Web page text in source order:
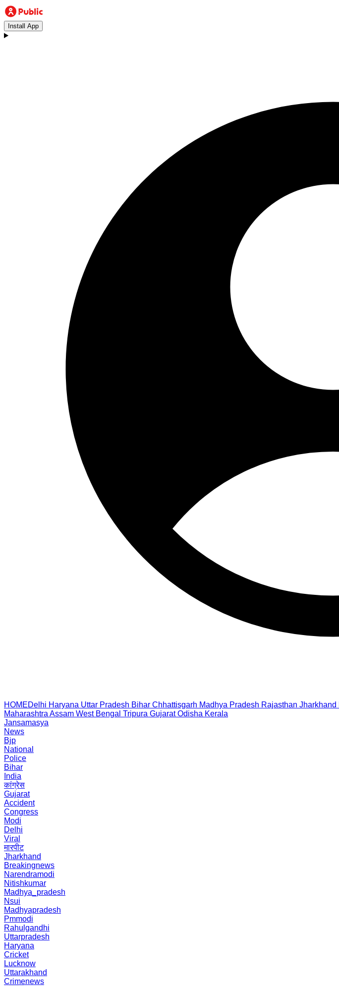
Install App
HOMEDelhi Haryana Uttar Pradesh Bihar Chhattisgarh Madhya Pradesh Rajasthan Jharkhand
Maharashtra Assam West Bengal Tripura Gujarat Odisha Kerala
Jansamasya
News
Bjp
National
Police
Bihar
India
कांग्रेस
Gujarat
Accident
Congress
Modi
Delhi
Viral
मारपीट
Jharkhand
Breakingnews
Narendramodi
Nitishkumar
Madhya_pradesh
Nsui
Madhyapradesh
Pmmodi
Rahulgandhi
Uttarpradesh
Haryana
Cricket
Lucknow
Uttarakhand
Crimenews